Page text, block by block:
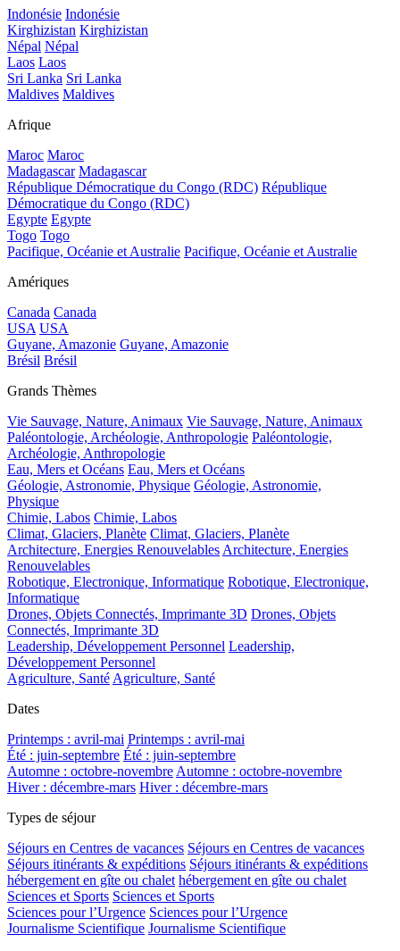
Indonésie Indonésie
Kirghizistan Kirghizistan
Népal Népal
Laos Laos
Sri Lanka Sri Lanka
Maldives Maldives
Afrique
Maroc Maroc
Madagascar Madagascar
République Démocratique du Congo (RDC) République
Démocratique du Congo (RDC)
Egypte Egypte
Togo Togo
Pacifique, Océanie et Australie Pacifique, Océanie et Australie
Amériques
Canada Canada
USA USA
Guyane, Amazonie Guyane, Amazonie
Brésil Brésil
Grands Thèmes
Vie Sauvage, Nature, Animaux Vie Sauvage, Nature, Animaux
Paléontologie, Archéologie, Anthropologie Paléontologie,
Archéologie, Anthropologie
Eau, Mers et Océans Eau, Mers et Océans
Géologie, Astronomie, Physique Géologie, Astronomie,
Physique
Chimie, Labos Chimie, Labos
Climat, Glaciers, Planète Climat, Glaciers, Planète
Architecture, Energies RenouvelablesArchitecture, Energies
Renouvelables
Robotique, Electronique, Informatique Robotique, Electronique,
Informatique
Drones, Objets Connectés, Imprimante 3D Drones, Objets
Connectés, Imprimante 3D
Leadership, Développement Personnel Leadership,
Développement Personnel
Agriculture, SantéAgriculture, Santé
Dates
Printemps : avril-mai Printemps : avril-mai
Été : juin-septembre Été : juin-septembre
Automne : octobre-novembreAutomne : octobre-novembre
Hiver : décembre-mars Hiver : décembre-mars
Types de séjour
Séjours en Centres de vacances Séjours en Centres de vacances
Séjours itinérants & expéditions Séjours itinérants & expéditions
hébergement en gîte ou chalet hébergement en gîte ou chalet
Sciences et Sports Sciences et Sports
Sciences pour l’Urgence Sciences pour l’Urgence
Journalisme Scientifique Journalisme Scientifique